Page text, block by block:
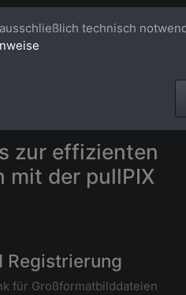
Bildagentur
zur effizienten
mit der pullPIX
Registrierung
für Großformatbilddateien
technisch